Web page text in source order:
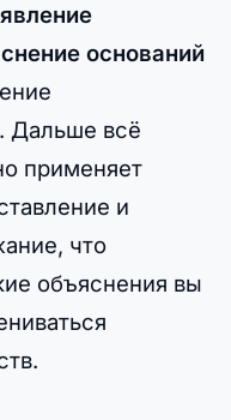
оснований
Дальше всё
применяет
и
что
объяснения вы